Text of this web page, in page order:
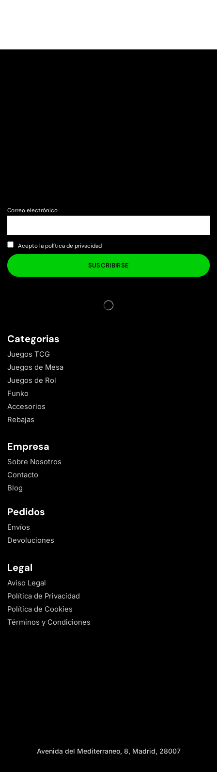
Correo electrónico
Acepto la política de privacidad
Categorias
Juegos TCG
Juegos de Mesa
Juegos de Rol
Funko
Accesorios
Rebajas
Empresa
Sobre Nosotros
Contacto
Blog
Pedidos
Envíos
Devoluciones
Legal
Aviso Legal
Política de Privacidad
Política de Cookies
Términos y Condiciones
Avenida del Mediterraneo, 8, Madrid, 28007